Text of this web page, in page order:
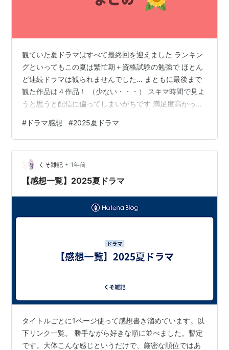
観ていた夏ドラマはすべて最終回を迎えました ランキン
グといってもこの夏は繁忙期＋資格試験の勉強で ほとん
ど連続ドラマは観られませんでした… まともに最後まで
観た作品は４作品！ （少ない・・・） スキマ時間で見よ
うと思うと配信に偏ってしまいがちです 満足度高かった
感想を載せるほどハマったドラマです これは本当に素晴
らしいドラマでした 全話分感想を書いているので読んで
いただければと ※ネタバレ注意です umehanatuduri.com
第２位 トラックガール２ シリーズものなのに１を観てい
ないけど なんとなく録画してみたらハマりました 乃…
# ドラマ感想 #2025夏ドラマ
くそ雑記 • 1年前
【感想一覧】2025夏ドラマ
タイトルごとに1ページ使って感想書き溜めています。以
下リンク一覧。 勝手ながら好きな順に並べました。暫定
です。大体こんな感じというだけで、厳密な順位ではあ